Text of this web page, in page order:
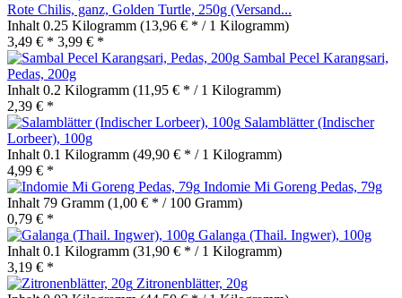
Rote Chilis, ganz, Golden Turtle, 250g (Versand...
Inhalt 0.25 Kilogramm (13,96 € * / 1 Kilogramm)
3,49 € * 3,99 € *
Sambal Pecel Karangsari,
Pedas, 200g
Inhalt 0.2 Kilogramm (11,95 € * / 1 Kilogramm)
2,39 € *
Salamblätter (Indischer
Lorbeer), 100g
Inhalt 0.1 Kilogramm (49,90 € * / 1 Kilogramm)
4,99 € *
Indomie Mi Goreng Pedas, 79g
Inhalt 79 Gramm (1,00 € * / 100 Gramm)
0,79 € *
Galanga (Thail. Ingwer), 100g
Inhalt 0.1 Kilogramm (31,90 € * / 1 Kilogramm)
3,19 € *
Zitronenblätter, 20g